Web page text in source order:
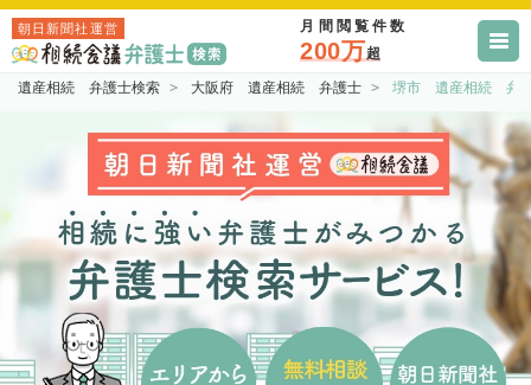
朝日新聞社運営 月間閲覧件数
200万超
遺産相続 弁護士検索 大阪府 遺産相続 弁護士 堺市 遺産相続 弁